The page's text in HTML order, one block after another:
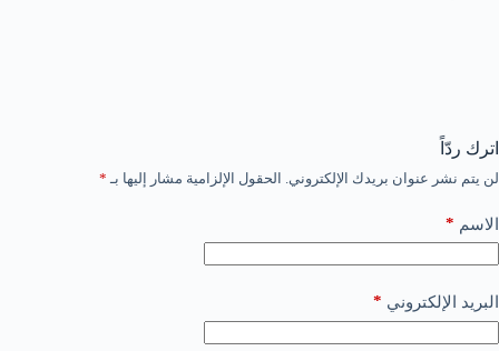
اترك ردّاً
لن يتم نشر عنوان بريدك الإلكتروني. الحقول الإلزامية مشار إليها بـ *
الاسم *
البريد الإلكتروني *